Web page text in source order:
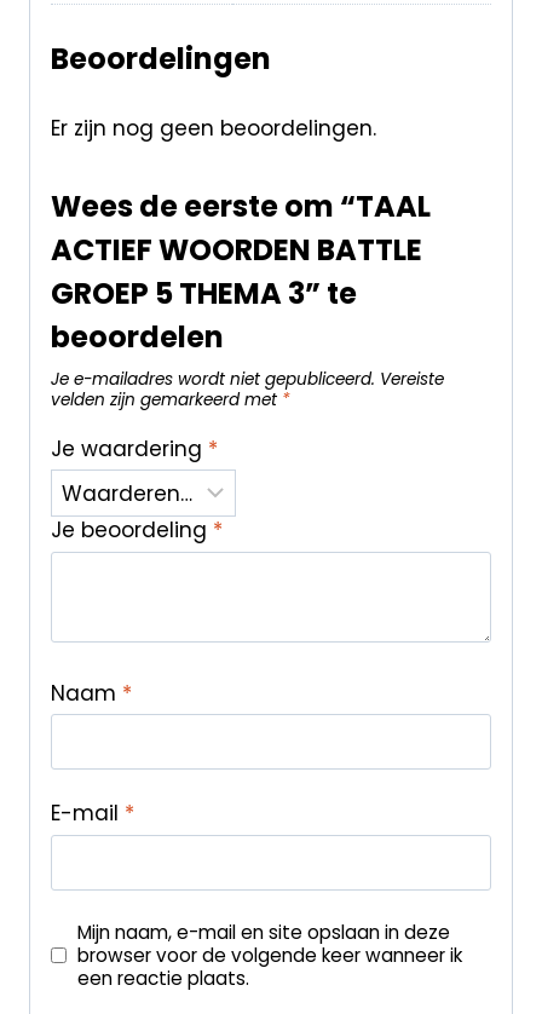
Beoordelingen
Er zijn nog geen beoordelingen.
Wees de eerste om “TAAL
ACTIEF WOORDEN BATTLE
GROEP 5 THEMA 3” te
beoordelen
Je e-mailadres wordt niet gepubliceerd. Vereiste
velden zijn gemarkeerd met *
Je waardering *
Je beoordeling *
Naam *
E-mail *
Mijn naam, e-mail en site opslaan in deze
browser voor de volgende keer wanneer ik
een reactie plaats.